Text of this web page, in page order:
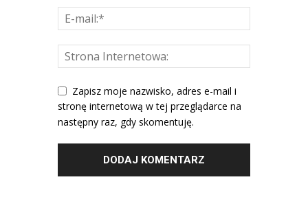
Zapisz moje nazwisko, adres e-mail i
stronę internetową w tej przeglądarce na
następny raz, gdy skomentuję.